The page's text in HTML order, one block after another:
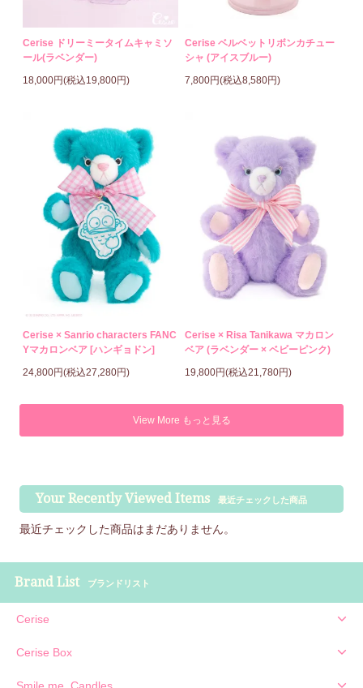
Cerise ドリーミータイムキャミソ
ール(ラベンダー)
18,000円(税込19,800円)
Cerise ベルベットリボンカチュー
シャ (アイスブルー)
7,800円(税込8,580円)
Cerise × Sanrio characters FANC
Yマカロンベア [ハンギョドン]
24,800円(税込27,280円)
Cerise × Risa Tanikawa マカロン
ベア (ラベンダー × ベビーピンク)
19,800円(税込21,780円)
View More もっと見る
Your Recently Viewed Items 最近チェックした商品
最近チェックした商品はまだありません。
Brand List ブランドリスト
Cerise
Cerise Box
Smile me, Candles